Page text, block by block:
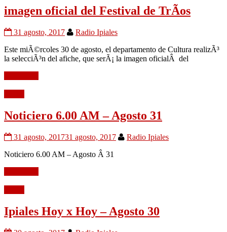
imagen oficial del Festival de TrÃ­os
31 agosto, 2017
Radio Ipiales
Este miÃ©rcoles 30 de agosto, el departamento de Cultura realizÃ³
la selecciÃ³n del afiche, que serÃ¡ la imagen oficialÂ del
Noticiero 6.00 AM – Agosto 31
31 agosto, 201731 agosto, 2017
Radio Ipiales
Noticiero 6.00 AM – Agosto Â 31
Ipiales Hoy x Hoy – Agosto 30